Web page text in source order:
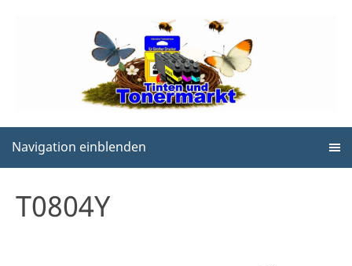
Navigation einblenden
T0804Y